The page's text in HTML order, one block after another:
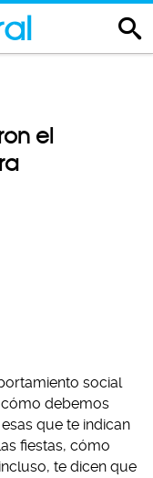
el
social
debemos
que te indican
fiestas, cómo
te dicen que